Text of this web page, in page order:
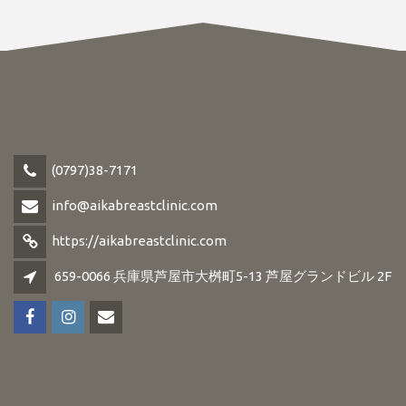
(0797)38-7171
info@aikabreastclinic.com
https://aikabreastclinic.com
659-0066 兵庫県芦屋市大桝町5-13 芦屋グランドビル 2F